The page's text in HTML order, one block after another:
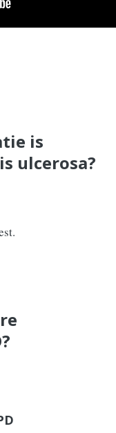
is
ulcerosa?